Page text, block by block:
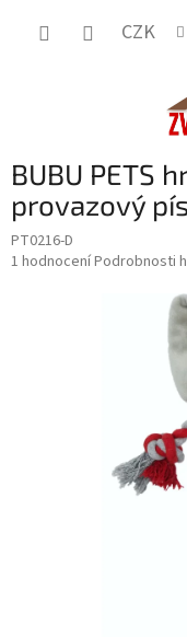
CZK
BUBU PETS
provazový
PT0216-D
Průměrné
1 hodnoceníPodrobnosti